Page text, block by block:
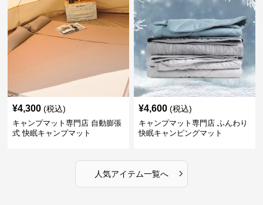
¥4,300 (税込)
キャンプマット専門店 自動膨張
式 快眠キャンプマット
¥4,600 (税込)
キャンプマット専門店 ふんわり
快眠キャンピングマット
人気アイテム一覧へ ›